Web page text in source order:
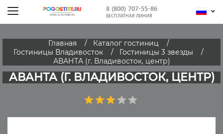
8 (800) 707-55-86
БЕСПЛАТНАЯ ЛИНИЯ
Главная
Каталог гостиниц
Гостиницы Владивосток
Гостиницы 3 звезды
АВАНТА (г. Владивосток, центр)
АВАНТА (Г. ВЛАДИВОСТОК, ЦЕНТР)